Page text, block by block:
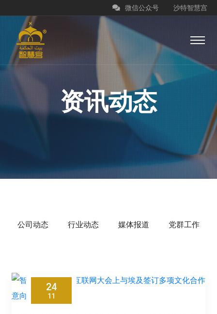
沙特智慧宫
微信公众号
资讯动态
公司动态 行业动态 媒体报道 党群工作
24
11